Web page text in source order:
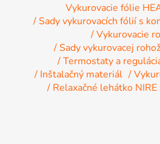
Vykurovacie fólie
/ Sady vykurovacích fólií s
/ Vykurovacie
/ Sady vykurovacej
/ Termostaty a
/ Inštalačný materiál /
/ Relaxačné lehátko